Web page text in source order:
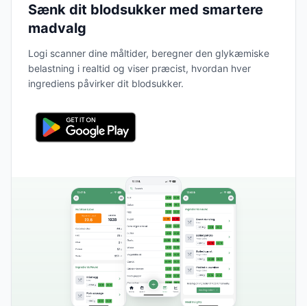
Sænk dit blodsukker med smartere
madvalg
Logi scanner dine måltider, beregner den glykæmiske
belastning i realtid og viser præcist, hvordan hver
ingrediens påvirker dit blodsukker.